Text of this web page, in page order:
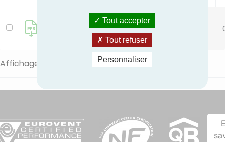
GWH12AUCXB-
3.5
Affichage de 1 à 1 sur 1 lignes
Tout accepter
Tout refuser
Personnaliser